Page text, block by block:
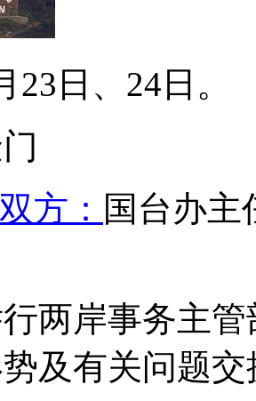
23日、24日。
方： 国台办主
两岸事务主
及有关问题